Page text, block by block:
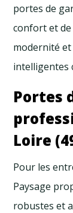
portes de
confort et
modernité
intelligentes
Portes
Loire
Pour les
Paysage
robustes et